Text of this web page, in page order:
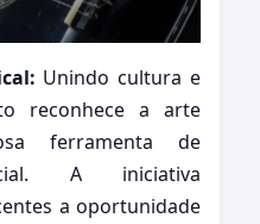
Unindo cultura e
reconhece a arte
ferramenta de
A iniciativa
a oportunidade